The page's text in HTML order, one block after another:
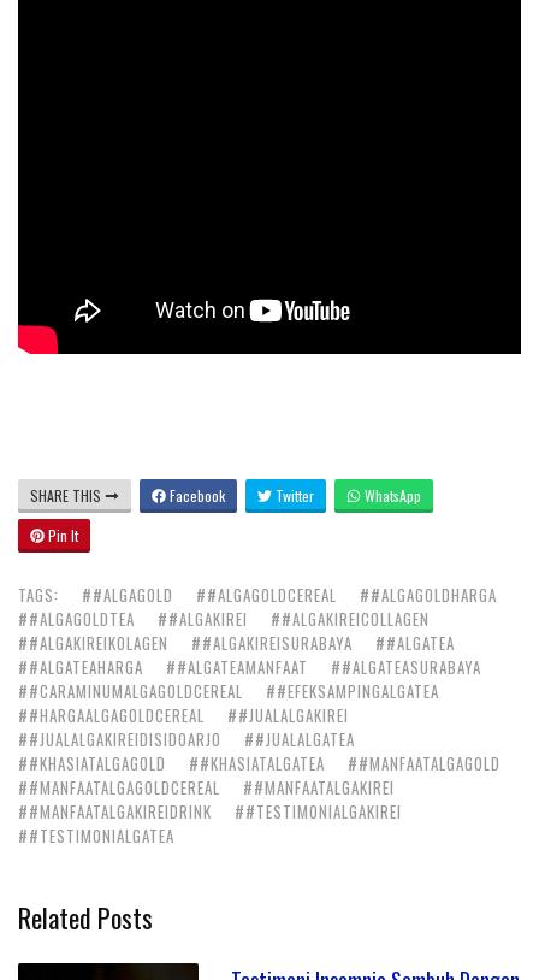
SHARE THIS Facebook Twitter
WhatsApp
Pin It
TAGS: ##ALGAGOLD ##ALGAGOLDCEREAL
##ALGAGOLDHARGA
##ALGAGOLDTEA
##ALGAKIREI
##ALGAKIREICOLLAGEN
##ALGAKIREIKOLAGEN
##ALGAKIREISURABAYA
##ALGATEA
##ALGATEAHARGA
##ALGATEAMANFAAT
##ALGATEASURABAYA
##CARAMINUMALGAGOLDCEREAL
##EFEKSAMPINGALGATEA
##HARGAALGAGOLDCEREAL
##JUALALGAKIREI
##JUALALGAKIREIDISIDOARJO
##JUALALGATEA
##KHASIATALGAGOLD
##KHASIATALGATEA
##MANFAATALGAGOLD
##MANFAATALGAGOLDCEREAL
##MANFAATALGAKIREI
##MANFAATALGAKIREIDRINK
##TESTIMONIALGAKIREI
##TESTIMONIALGATEA
Related Posts